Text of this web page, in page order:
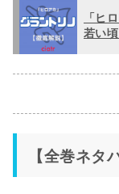
「ヒ
若い
【全巻ネ